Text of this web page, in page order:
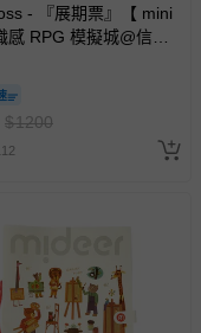
- 『展期票』【 mini
感 RPG 模擬城@信義
(兒童票(2歲以上)贈一
人)
$1200